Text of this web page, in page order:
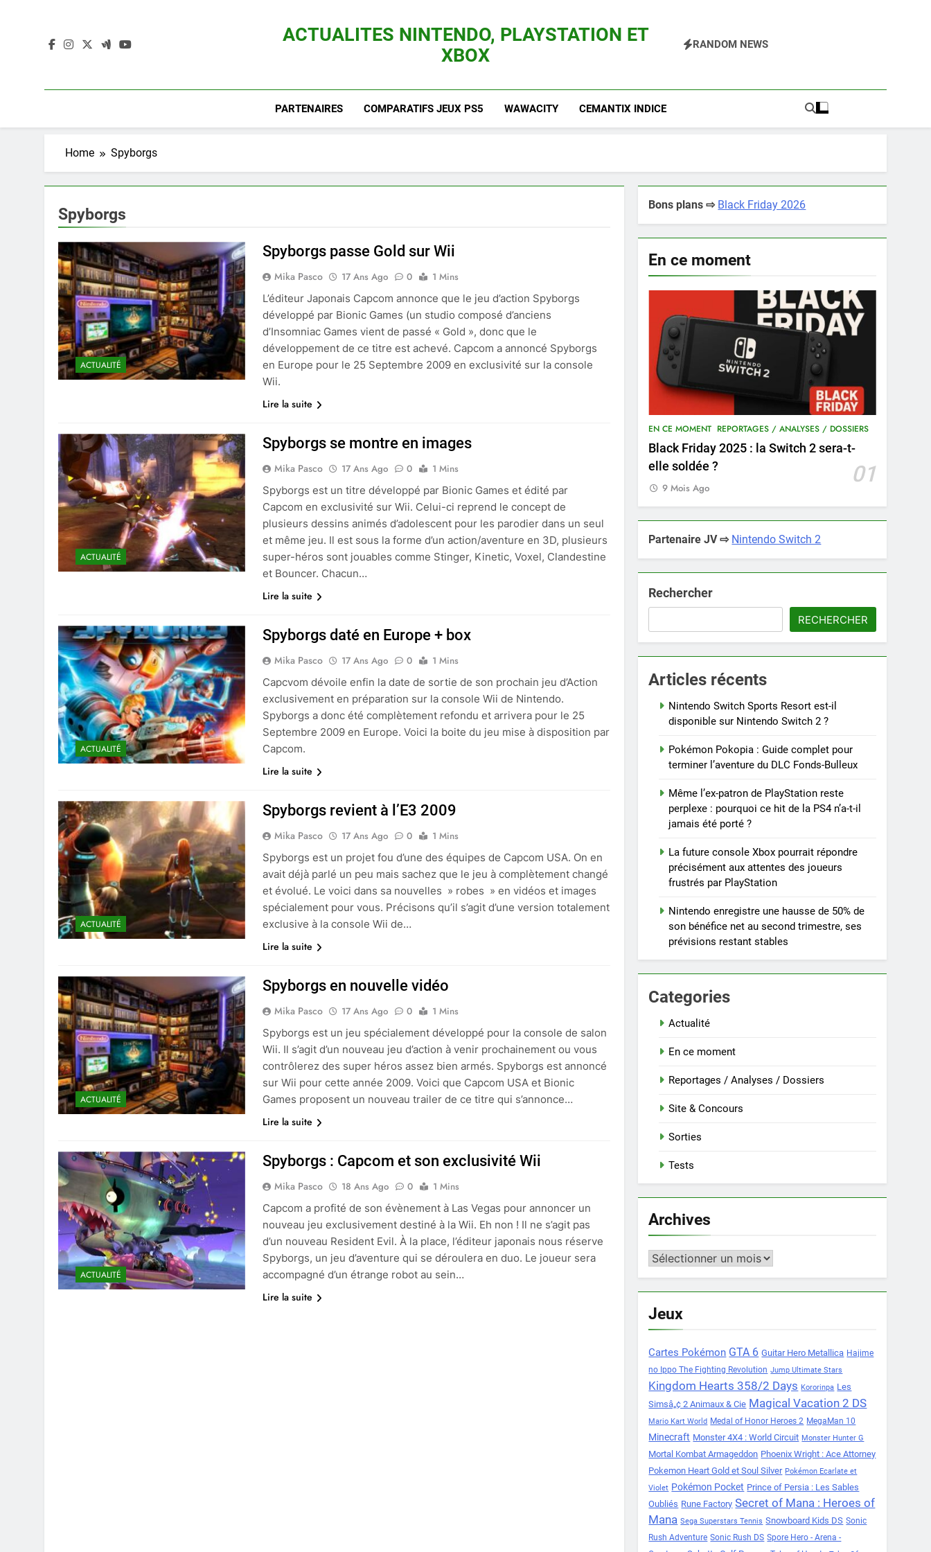
ACTUALITES NINTENDO, PLAYSTATION ET
XBOX
RANDOM NEWS
PARTENAIRES COMPARATIFS JEUX PS5 WAWACITY CEMANTIX INDICE
Home Spyborgs
Spyborgs
ACTUALITÉ
Spyborgs passe Gold sur Wii
Mika Pasco 17 Ans Ago 0
1 Mins
L’éditeur Japonais Capcom annonce que le jeu d’action Spyborgs
développé par Bionic Games (un studio composé d’anciens
d’Insomniac Games vient de passé « Gold », donc que le
développement de ce titre est achevé. Capcom a annoncé Spyborgs
en Europe pour le 25 Septembre 2009 en exclusivité sur la console
Wii.
Lire la suite
ACTUALITÉ
Spyborgs se montre en images
Mika Pasco 17 Ans Ago 0
1 Mins
Spyborgs est un titre développé par Bionic Games et édité par
Capcom en exclusivité sur Wii. Celui-ci reprend le concept de
plusieurs dessins animés d’adolescent pour les parodier dans un seul
et même jeu. Il est sous la forme d’un action/aventure en 3D, plusieurs
super-héros sont jouables comme Stinger, Kinetic, Voxel, Clandestine
et Bouncer. Chacun…
Lire la suite
ACTUALITÉ
Spyborgs daté en Europe + box
Mika Pasco 17 Ans Ago 0
1 Mins
Capcvom dévoile enfin la date de sortie de son prochain jeu d’Action
exclusivement en préparation sur la console Wii de Nintendo.
Spyborgs a donc été complètement refondu et arrivera pour le 25
Septembre 2009 en Europe. Voici la boite du jeu mise à disposition par
Capcom.
Lire la suite
ACTUALITÉ
Spyborgs revient à l’E3 2009
Mika Pasco 17 Ans Ago 0
1 Mins
Spyborgs est un projet fou d’une des équipes de Capcom USA. On en
avait déjà parlé un peu mais sachez que le jeu à complètement changé
et évolué. Le voici dans sa nouvelles » robes » en vidéos et images
spécialement pour vous. Précisons qu’il s’agit d’une version totalement
exclusive à la console Wii de…
Lire la suite
ACTUALITÉ
Spyborgs en nouvelle vidéo
Mika Pasco 17 Ans Ago 0
1 Mins
Spyborgs est un jeu spécialement développé pour la console de salon
Wii. Il s’agit d’un nouveau jeu d’action à venir prochainement ou vous
contrôlerez des super héros assez bien armés. Spyborgs est annoncé
sur Wii pour cette année 2009. Voici que Capcom USA et Bionic
Games proposent un nouveau trailer de ce titre qui s’annonce…
Lire la suite
ACTUALITÉ
Spyborgs : Capcom et son exclusivité Wii
Mika Pasco 18 Ans Ago 0
1 Mins
Capcom a profité de son évènement à Las Vegas pour annoncer un
nouveau jeu exclusivement destiné à la Wii. Eh non ! Il ne s’agit pas
d’un nouveau Resident Evil. À la place, l’éditeur japonais nous réserve
Spyborgs, un jeu d’aventure qui se déroulera en duo. Le joueur sera
accompagné d’un étrange robot au sein…
Lire la suite
Bons plans ⇨ Black Friday 2026
En ce moment
EN CE MOMENT REPORTAGES / ANALYSES / DOSSIERS
Black Friday 2025 : la Switch 2 sera-t-
elle soldée ?
01
9 Mois Ago
Partenaire JV ⇨ Nintendo Switch 2
Rechercher
RECHERCHER
Articles récents
Nintendo Switch Sports Resort est-il
disponible sur Nintendo Switch 2 ?
Pokémon Pokopia : Guide complet pour
terminer l’aventure du DLC Fonds-Bulleux
Même l’ex-patron de PlayStation reste
perplexe : pourquoi ce hit de la PS4 n’a-t-il
jamais été porté ?
La future console Xbox pourrait répondre
précisément aux attentes des joueurs
frustrés par PlayStation
Nintendo enregistre une hausse de 50% de
son bénéfice net au second trimestre, ses
prévisions restant stables
Categories
Actualité
En ce moment
Reportages / Analyses / Dossiers
Site & Concours
Sorties
Tests
Archives
Archives
Jeux
Cartes Pokémon GTA 6 Guitar Hero Metallica Hajime
no Ippo The Fighting Revolution Jump Ultimate Stars
Kingdom Hearts 358/2 Days Kororinpa Les
Simsâ„¢ 2 Animaux & Cie Magical Vacation 2 DS
Mario Kart World Medal of Honor Heroes 2 MegaMan 10
Minecraft Monster 4X4 : World Circuit Monster Hunter G
Mortal Kombat Armageddon Phoenix Wright : Ace Attorney
Pokemon Heart Gold et Soul Silver Pokémon Ecarlate et
Violet Pokémon Pocket Prince of Persia : Les Sables
Oubliés Rune Factory Secret of Mana : Heroes of
Mana Sega Superstars Tennis Snowboard Kids DS Sonic
Rush Adventure Sonic Rush DS Spore Hero - Arena -